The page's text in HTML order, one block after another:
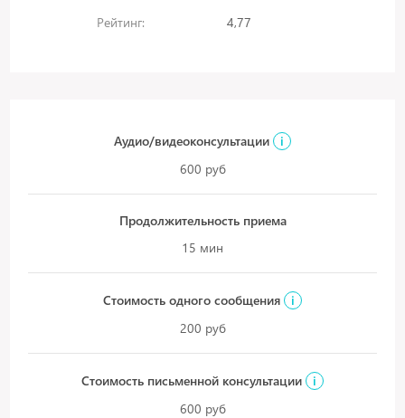
Рейтинг:
4,77
Аудио/видеоконсультации
i
600 руб
Продолжительность приема
15 мин
Стоимость одного сообщения
i
200 руб
Стоимость письменной консультации
i
600 руб